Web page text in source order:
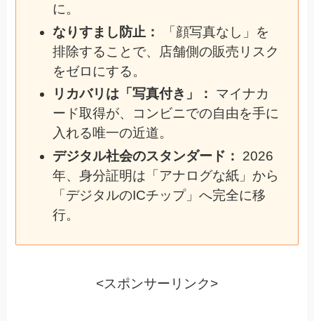
に。
なりすまし防止：
「顔写真なし」を
排除することで、店舗側の販売リスク
をゼロにする。
リカバリは「写真付き」：
マイナカ
ード取得が、コンビニでの自由を手に
入れる唯一の近道。
デジタル社会のスタンダード：
2026
年、身分証明は「アナログな紙」から
「デジタルのICチップ」へ完全に移
行。
<スポンサーリンク>